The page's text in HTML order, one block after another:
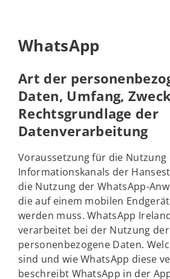
WhatsApp
Art der
Daten, Umfang,
Rechtsgrundlage der
Datenverarbeitung
Voraussetzung für die Nutzung
Informationskanals der
die Nutzung der WhatsApp-
die auf einem mobilen
werden muss. WhatsApp
verarbeitet bei der Nutzung
personenbezogene Daten.
sind und wie WhatsApp diese
beschreibt WhatsApp in der